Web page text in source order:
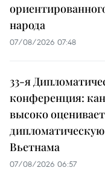
народа
07/08/2026 07:48
33-я
конференция:
высоко оценивает
Вьетнама
07/08/2026 06:57